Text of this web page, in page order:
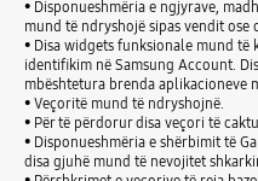
• Disponueshmëria e ngjyrave,
mund të ndryshojë sipas vendit ose
• Disa widgets funksionale mund
identifikim në Samsung Account.
mbështetura brenda aplikacioneve
• Veçoritë mund të ndryshojnë.
• Për të përdorur disa veçori të
• Disponueshmëria e shërbimit të
disa gjuhë mund të nevojitet